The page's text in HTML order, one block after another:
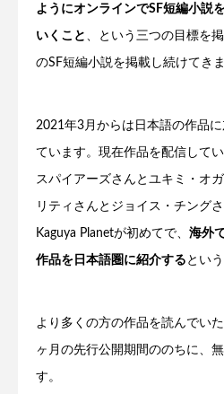
ようにオンラインでSF短編小説
いくこと 、という三つの目標を
のSF短編小説を掲載し続けてきま
2021年3月からは日本語の作品
ています。現在作品を配信して
スパイアーズさんとユキミ・オ
リティさんとジョイス・チング
Kaguya Planetが初めてで、 海外
作品を日本語圏に紹介する とい
より多くの方の作品を読んでい
ヶ月の先行公開期間ののちに、
す。